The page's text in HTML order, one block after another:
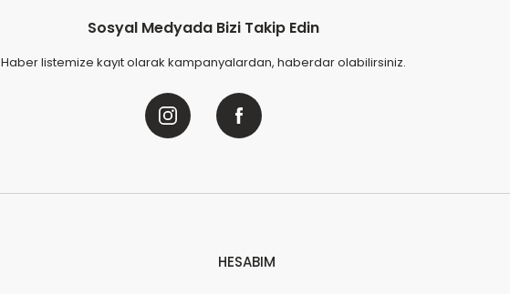
Sosyal Medyada Bizi Takip Edin
Haber listemize kayıt olarak kampanyalardan, haberdar olabilirsiniz.
HESABIM